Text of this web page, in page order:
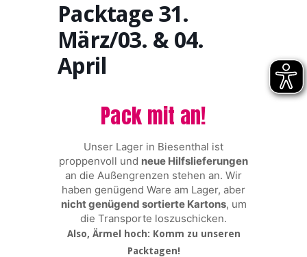
Packtage 31.
März/03. & 04.
April
Pack mit an!
Unser Lager in Biesenthal ist
proppenvoll und neue Hilfslieferungen
an die Außengrenzen stehen an. Wir
haben genügend Ware am Lager, aber
nicht genügend sortierte Kartons, um
die Transporte loszuschicken.
Also, Ärmel hoch: Komm zu unseren
Packtagen!